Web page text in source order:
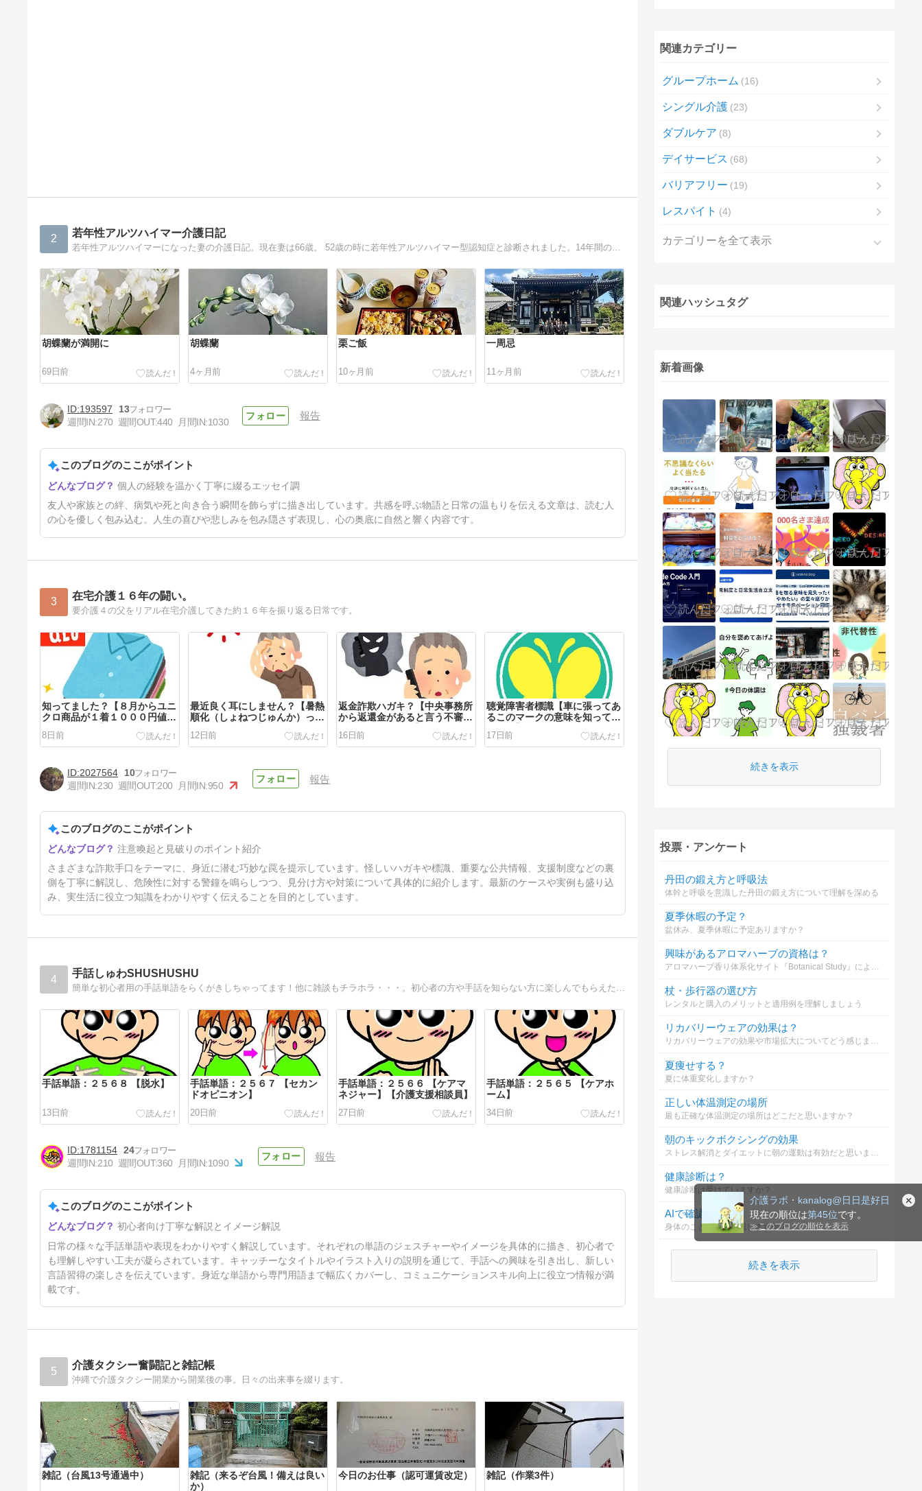
介護ラボ・kanalog@日日是好日
現在の順位は第45位です。
≫このブログの順位を表示
2 若年性アルツハイマー介護日記
胡蝶蘭が満開に
69日前
胡蝶蘭
4ヶ月前
栗ご飯
10ヶ月前
一周忌
11ヶ月前
新盆
1年1ヶ月前
193597
13
週間IN:270 週間OUT:440 月間IN:1030
報告
このブログのここがポイント
個人の経験を温かく丁寧に綴るエッセイ調
友人や家族との絆、病気や死と向き合う瞬間を飾らずに描き出しています。共感を呼ぶ物語と日常の温もりを伝える文章は、読む人
の心を優しく包み込む。人生の喜びや悲しみを包み隠さず表現し、心の奥底に自然と響く内容です。
3 在宅介護１６年の闘い。
要介護４の父をリアル在宅介護してきた約１６年を振り返る日常です。
知ってました？【８月からユニ
クロ商品が１着１０００円値上
8日前
最近良く耳にしません？【暑熱
順化（しょねつじゅんか）って
12日前
返金詐欺ハガキ？【中央事務所
から返還金があると言う不審な
16日前
聴覚障害者標識【車に張ってあ
るこのマークの意味を知ってま
17日前
知ってました？【「情けは人の
為ならず」の本当の意味！】
21日前
2027564
10
週間IN:230 週間OUT:200 月間IN:950
報告
このブログのここがポイント
注意喚起と見破りのポイント紹介
さまざまな詐欺手口をテーマに、身近に潜む巧妙な罠を提示しています。怪しいハガキや標識、重要な公共情報、支援制度などの裏
側を丁寧に解説し、危険性に対する警鐘を鳴らしつつ、見分け方や対策について具体的に紹介します。最新のケースや実例も盛り込
み、実生活に役立つ知識をわかりやすく伝えることを目的としています。
4 手話しゅわSHUSHUSHU
簡単な初心者用の手話単語をらくがきしちゃってます！他に雑談もチラホラ・・・。初心者の方や手話を知らない方に楽しんでもらえたら嬉しいです！宜しくね〜！
手話単語：２５６８ 【脱水】
13日前
手話単語：２５６７ 【セカン
ドオピニオン】
20日前
手話単語：２５６６ 【ケアマ
ネジャー】【介護支援相談員】
27日前
手話単語：２５６５ 【ケアホ
ーム】
34日前
手話単語：２５６４ 【アセス
メント】
41日前
1781154 24
週間IN:210 週間OUT:360 月間IN:1090
報告
このブログのここがポイント
初心者向け丁寧な解説とイメージ解説
日常の様々な手話単語や表現をわかりやすく解説しています。それぞれの単語のジェスチャーやイメージを具体的に描き、初心者で
も理解しやすい工夫が凝らされています。キャッチーなタイトルやイラスト入りの説明を通じて、手話への興味を引き出し、新しい
言語習得の楽しさを伝えています。身近な単語から専門用語まで幅広くカバーし、コミュニケーションスキル向上に役立つ情報が満
載です。
5 介護タクシー奮闘記と雑記帳
沖縄で介護タクシー開業から開業後の事。日々の出来事を綴ります。
雑記（台風13号通過中）
雑記（来るぞ台風！備えは良い
か）
今日のお仕事（認可運賃改定） 雑記（作業3件）
関連カテゴリー
グループホーム 16
シングル介護 23
ダブルケア 8
デイサービス 68
バリアフリー 19
レスパイト 4
カテゴリーを全て表示
関連ハッシュタグ
新着画像
続きを表示
投票・アンケート
丹田の鍛え方と呼吸法
体幹と呼吸を意識した丹田の鍛え方について理解を深める
夏季休暇の予定？
盆休み、夏季休暇に予定ありますか？
興味があるアロマハーブの資格は？
アロマハーブ香り体系化サイト『Botanical Study』による、アロマ・ハーブ資格の興味度アンケートです！ あなたが気になっている資格を複数選択でお知らせください！ 辞典構築の参考などとして活用させていただきます！
杖・歩行器の選び方
レンタルと購入のメリットと適用例を理解しましょう
リカバリーウェアの効果は？
リカバリーウェアの効果や市場拡大についてどう感じますか？
夏痩せする？
夏に体重変化しますか？
正しい体温測定の場所
最も正確な体温測定の場所はどこだと思いますか？
朝のキックボクシングの効果
ストレス解消とダイエットに朝の運動は有効だと思いますか？
健康診断は？
健康診断は受けていますか？
AIで確認？
身体のことをAIで確認しますか？
続きを表示